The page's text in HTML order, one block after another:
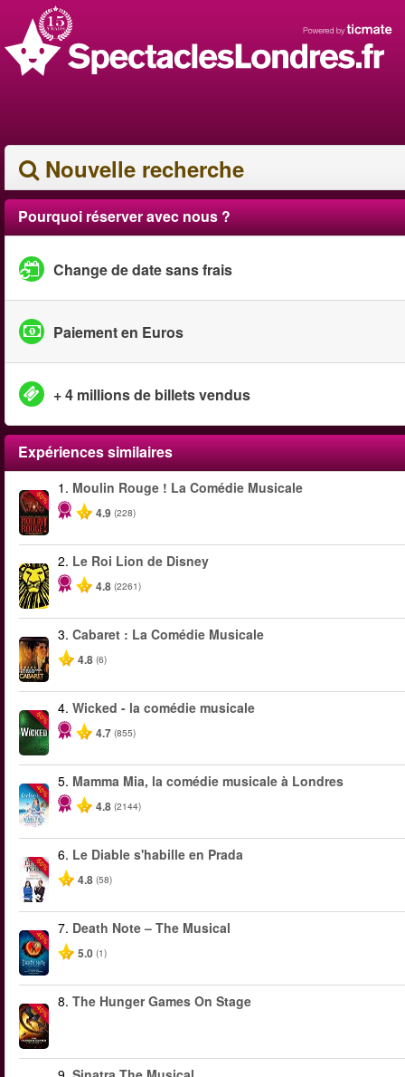
Nouvelle recherche
Pourquoi réserver avec nous ?
Change de date sans frais
Paiement en Euros
+ 4 millions de billets vendus
Expériences similaires
-50%
1. Moulin Rouge ! La Comédie Musicale
4.9 (228)
2. Le Roi Lion de Disney
4.8 (2261)
3. Cabaret : La Comédie Musicale
4.8 (6)
-50%
4. Wicked - la comédie musicale
4.7 (855)
-40%
5. Mamma Mia, la comédie musicale à Londres
4.8 (2144)
-50%
6. Le Diable s'habille en Prada
4.8 (58)
-40%
7. Death Note – The Musical
5.0 (1)
-40%
8. The Hunger Games On Stage